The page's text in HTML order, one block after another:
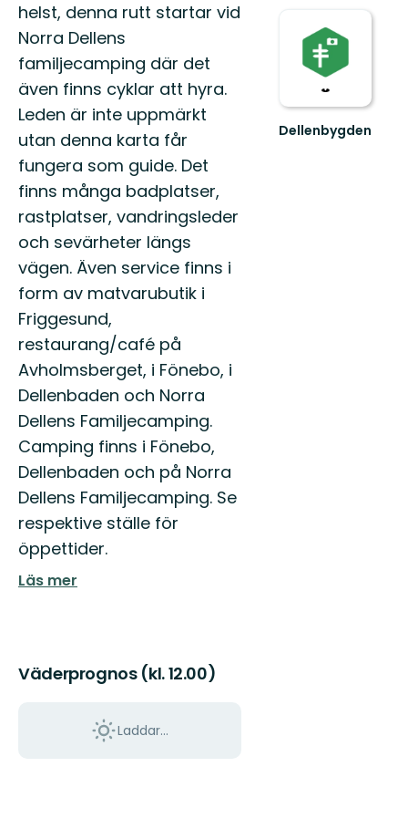
helst, denna rutt startar vid
Norra Dellens
familjecamping där det
även finns cyklar att hyra.
Leden är inte uppmärkt
utan denna karta får
fungera som guide. Det
finns många badplatser,
rastplatser, vandringsleder
och sevärheter längs
vägen. Även service finns i
form av matvarubutik i
Friggesund,
restaurang/café på
Avholmsberget, i Fönebo, i
Dellenbaden och Norra
Dellens Familjecamping.
Camping finns i Fönebo,
Dellenbaden och på Norra
Dellens Familjecamping. Se
respektive ställe för
öppettider.
Läs mer
Väderprognos (kl. 12.00)
Laddar...
Dellenbygden